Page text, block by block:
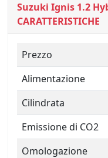
Suzuki Ignis 1.2
CARATTERISTICHE
Prezzo
Alimentazione
Cilindrata
Emissione di CO2
Omologazione